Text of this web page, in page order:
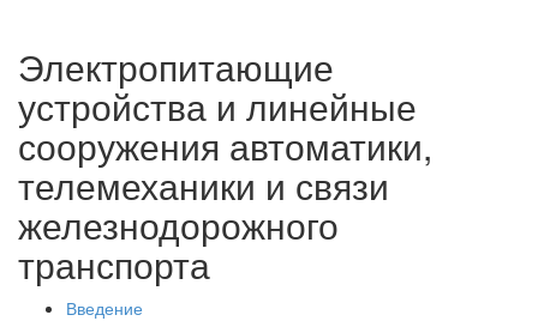
Электропитающие
устройства и линейные
сооружения автоматики,
телемеханики и связи
железнодорожного
транспорта
Введение